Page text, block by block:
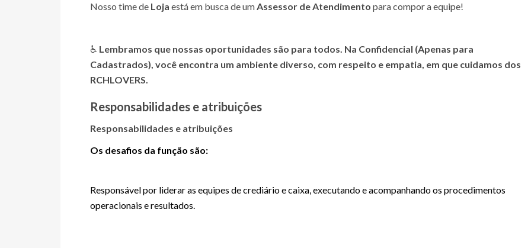
Nosso time de Loja está em busca de umAssessor de Atendimento para compor a equipe!
♿ Lembramos que nossas oportunidades são para todos. Na Confidencial (Apenas para
Cadastrados), você encontra um ambiente diverso, com respeito e empatia, em que cuidamos dos
RCHLOVERS.
Responsabilidades e atribuições
Responsabilidades e atribuições
Os desafios da função são:
Responsável por liderar as equipes de crediário e caixa, executando e acompanhando os procedimentos
operacionais e resultados.